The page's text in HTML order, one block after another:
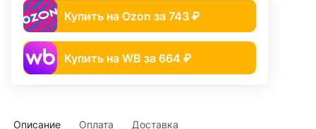
Купить на Ozon за 743 ₽
Купить на WB за 664 ₽
Описание Оплата Доставка